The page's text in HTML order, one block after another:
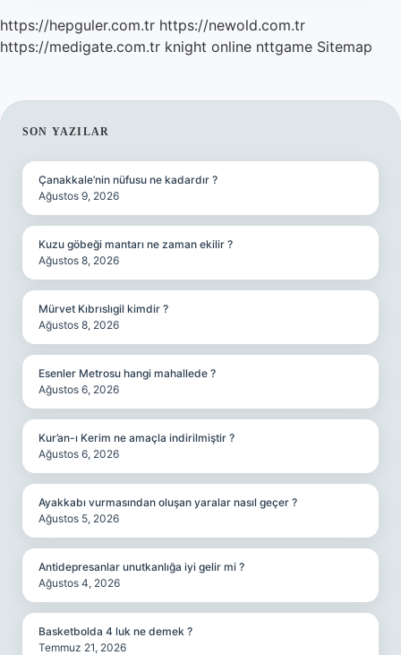
https://hepguler.com.tr https://newold.com.tr
https://medigate.com.tr knight online nttgame Sitemap
SIDEBAR
SON YAZILAR
Çanakkale’nin nüfusu ne kadardır ?
Ağustos 9, 2026
Kuzu göbeği mantarı ne zaman ekilir ?
Ağustos 8, 2026
Mürvet Kıbrıslıgil kimdir ?
Ağustos 8, 2026
Esenler Metrosu hangi mahallede ?
Ağustos 6, 2026
Kur’an-ı Kerim ne amaçla indirilmiştir ?
Ağustos 6, 2026
Ayakkabı vurmasından oluşan yaralar nasıl geçer ?
Ağustos 5, 2026
Antidepresanlar unutkanlığa iyi gelir mi ?
Ağustos 4, 2026
Basketbolda 4 luk ne demek ?
Temmuz 21, 2026